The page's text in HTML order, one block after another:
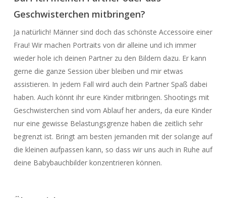
Geschwisterchen mitbringen?
Ja natürlich! Männer sind doch das schönste Accessoire einer
Frau! Wir machen Portraits von dir alleine und ich immer
wieder hole ich deinen Partner zu den Bildern dazu. Er kann
gerne die ganze Session über bleiben und mir etwas
assistieren. In jedem Fall wird auch dein Partner Spaß dabei
haben. Auch könnt ihr eure Kinder mitbringen. Shootings mit
Geschwisterchen sind vom Ablauf her anders, da eure Kinder
nur eine gewisse Belastungsgrenze haben die zeitlich sehr
begrenzt ist. Bringt am besten jemanden mit der solange auf
die kleinen aufpassen kann, so dass wir uns auch in Ruhe auf
deine Babybauchbilder konzentrieren können.